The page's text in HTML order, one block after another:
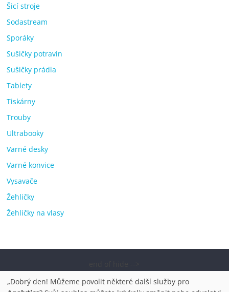
Šicí stroje
Sodastream
Sporáky
Sušičky potravin
Sušičky prádla
Tablety
Tiskárny
Trouby
Ultrabooky
Varné desky
Varné konvice
Vysavače
Žehličky
Žehličky na vlasy
pračky, televize, notebooky, mobilní telefony, kávovary,
„Dobrý den! Můžeme povolit některé další služby pro